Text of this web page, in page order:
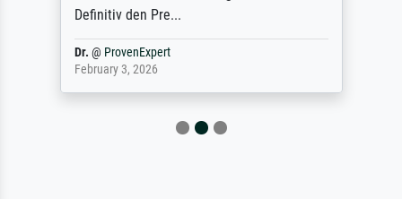
Definitiv den Pre...
Dr. @ ProvenExpert
February 3, 2026